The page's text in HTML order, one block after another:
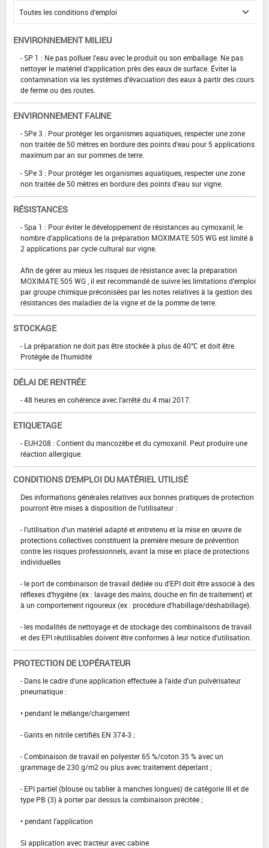
ENVIRONNEMENT MILIEU
- SP 1 : Ne pas polluer l'eau avec le produit ou son emballage. Ne pas
nettoyer le matériel d'application près des eaux de surface. Éviter la
contamination via les systèmes d'évacuation des eaux à partir des cours
de ferme ou des routes.
ENVIRONNEMENT FAUNE
- SPe 3 : Pour protéger les organismes aquatiques, respecter une zone
non traitée de 50 mètres en bordure des points d'eau pour 5 applications
maximum par an sur pommes de terre.
- SPe 3 : Pour protéger les organismes aquatiques, respecter une zone
non traitée de 50 mètres en bordure des points d'eau sur vigne.
RÉSISTANCES
- Spa 1 : Pour éviter le développement de résistances au cymoxanil, le
nombre d'applications de la préparation MOXIMATE 505 WG est limité à
2 applications par cycle cultural sur vigne.
Afin de gérer au mieux les risques de résistance avec la préparation
MOXIMATE 505 WG , il est recommandé de suivre les limitations d'emploi
par groupe chimique préconisées par les notes relatives à la gestion des
résistances des maladies de la vigne et de la pomme de terre.
STOCKAGE
- La préparation ne doit pas être stockée à plus de 40°C et doit être
Protégée de l'humidité
DÉLAI DE RENTRÉE
- 48 heures en cohérence avec l'arrêté du 4 mai 2017.
ETIQUETAGE
- EUH208 : Contient du mancozèbe et du cymoxanil. Peut produire une
réaction allergique.
CONDITIONS D'EMPLOI DU MATÉRIEL UTILISÉ
Des informations générales relatives aux bonnes pratiques de protection
pourront être mises à disposition de l'utilisateur :
- l'utilisation d'un matériel adapté et entretenu et la mise en œuvre de
protections collectives constituent la première mesure de prévention
contre les risques professionnels, avant la mise en place de protections
individuelles
- le port de combinaison de travail dédiée ou d'EPI doit être associé à des
réflexes d'hygiène (ex : lavage des mains, douche en fin de traitement) et
à un comportement rigoureux (ex : procédure d'habillage/déshabillage).
- les modalités de nettoyage et de stockage des combinaisons de travail
et des EPI réutilisables doivent être conformes à leur notice d'utilisation.
PROTECTION DE L'OPÉRATEUR
- Dans le cadre d'une application effectuée à l'aide d'un pulvérisateur
pneumatique :
• pendant le mélange/chargement
- Gants en nitrile certifiés EN 374-3 ;
- Combinaison de travail en polyester 65 %/coton 35 % avec un
grammage de 230 g/m2 ou plus avec traitement déperlant ;
- EPI partiel (blouse ou tablier à manches longues) de catégorie III et de
type PB (3) à porter par dessus la combinaison précitée ;
• pendant l'application
Si application avec tracteur avec cabine